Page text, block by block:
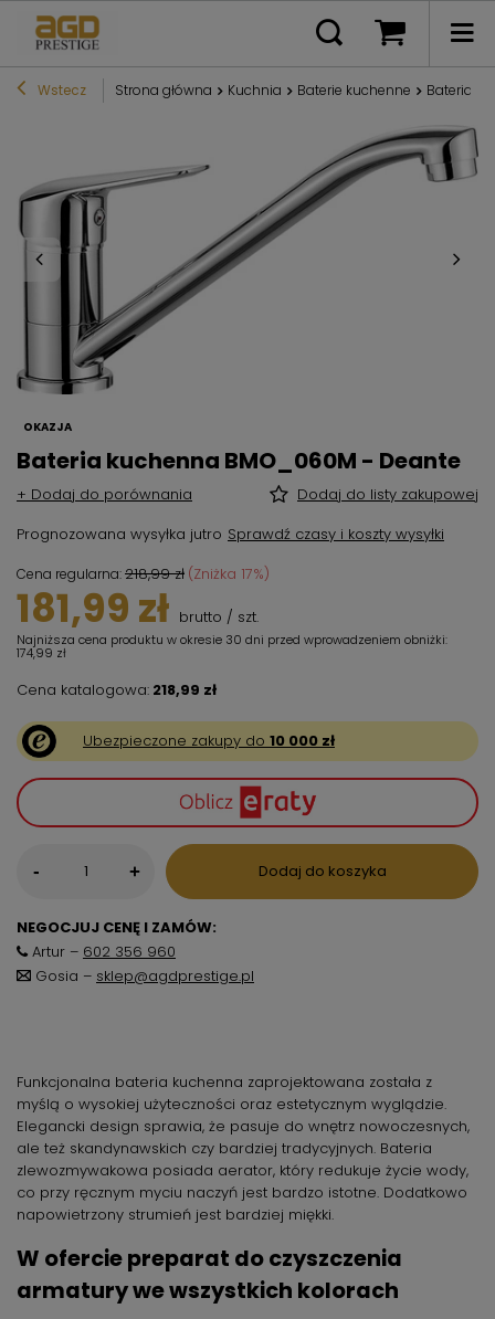
Wstecz Strona główna Kuchnia Baterie kuchenne Bateria
OKAZJA
Bateria kuchenna BMO_060M - Deante
+ Dodaj do porównania
Dodaj do listy zakupowej
Prognozowana wysyłka jutro Sprawdź czasy i koszty wysyłki
Cena regularna:218,99 zł (Zniżka 17%)
181,99 zł brutto / szt.
Najniższa cena produktu w okresie 30 dni przed wprowadzeniem obniżki:
174,99 zł
Cena katalogowa: 218,99 zł
Ubezpieczone zakupy do 10 000 zł
- + Dodaj do koszyka
NEGOCJUJ CENĘ I ZAMÓW:
Artur – 602 356 960
Gosia – sklep@agdprestige.pl
Funkcjonalna bateria kuchenna zaprojektowana została z
myślą o wysokiej użyteczności oraz estetycznym wyglądzie.
Elegancki design sprawia, że pasuje do wnętrz nowoczesnych,
ale też skandynawskich czy bardziej tradycyjnych. Bateria
zlewozmywakowa posiada aerator, który redukuje życie wody,
co przy ręcznym myciu naczyń jest bardzo istotne. Dodatkowo
napowietrzony strumień jest bardziej miękki.
W ofercie preparat do czyszczenia
armatury we wszystkich kolorach